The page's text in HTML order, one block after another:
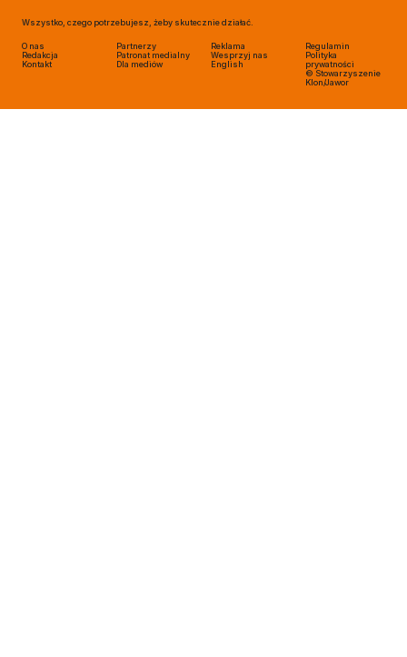
Wszystko, czego potrzebujesz, żeby skutecznie działać.
O nas
Redakcja
Kontakt
Partnerzy
Patronat medialny
Dla mediów
Reklama
Wesprzyj nas
English
Regulamin
Polityka
prywatności
© Stowarzyszenie
Klon/Jawor